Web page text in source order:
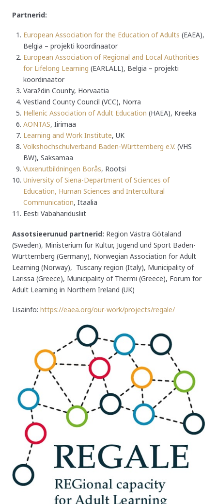
Partnerid:
European Association for the Education of Adults (EAEA),
Belgia – projekti koordinaator
European Association of Regional and Local Authorities
for Lifelong Learning (EARLALL), Belgia – projekti
koordinaator
Varaždin County, Horvaatia
Vestland County Council (VCC), Norra
Hellenic Association of Adult Education (HAEA), Kreeka
AONTAS, Iirimaa
Learning and Work Institute, UK
Volkshochschulverband Baden-Württemberg e.V. (VHS
BW), Saksamaa
Vuxenutbildningen Borås, Rootsi
University of Siena-Department of Sciences of
Education, Human Sciences and Intercultural
Communication, Itaalia
Eesti Vabaharidusliit
Assotsieerunud partnerid: Region Västra Götaland
(Sweden), Ministerium für Kultur, Jugend und Sport Baden-
Württemberg (Germany), Norwegian Association for Adult
Learning (Norway), Tuscany region (Italy), Municipality of
Larissa (Greece), Municipality of Thermi (Greece), Forum for
Adult Learning in Northern Ireland (UK)
Lisainfo: https://eaea.org/our-work/projects/regale/